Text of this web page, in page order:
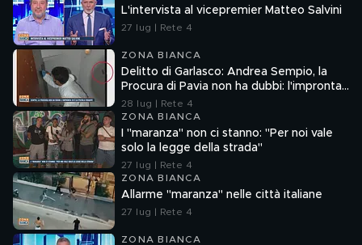
L'intervista al vicepremier Matteo Salvini
27 lug | Rete 4
ZONA BIANCA
Delitto di Garlasco: Andrea Sempio, la
Procura di Pavia non ha dubbi: l'impronta
33 è la pistola fumante
28 lug | Rete 4
ZONA BIANCA
I "maranza" non ci stanno: "Per noi vale
solo la legge della strada"
27 lug | Rete 4
ZONA BIANCA
Allarme "maranza" nelle città italiane
27 lug | Rete 4
ZONA BIANCA